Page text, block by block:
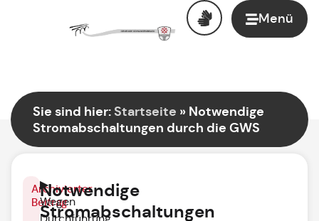
Menü
Sie sind hier:Startseite » Notwendige
Stromabschaltungen durch die GWS
Archivierter
Beitrag
Notwendige
Stromabschaltungen
▶
Wegen